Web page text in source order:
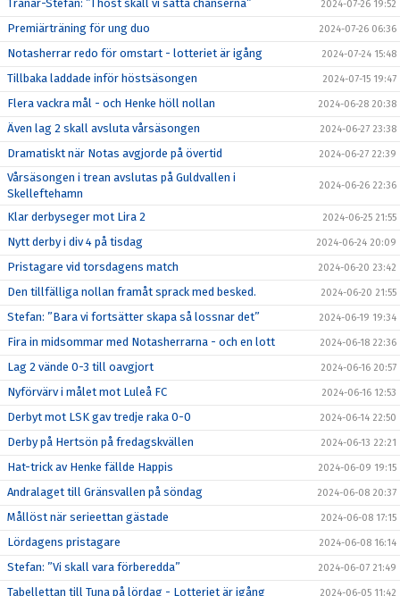
Tränar-Stefan: ”I höst skall vi sätta chanserna” 2024-07-26 19:52
Premiärträning för ung duo 2024-07-26 06:36
Notasherrar redo för omstart - lotteriet är igång 2024-07-24 15:48
Tillbaka laddade inför höstsäsongen 2024-07-15 19:47
Flera vackra mål - och Henke höll nollan 2024-06-28 20:38
Även lag 2 skall avsluta vårsäsongen 2024-06-27 23:38
Dramatiskt när Notas avgjorde på övertid 2024-06-27 22:39
Vårsäsongen i trean avslutas på Guldvallen i
Skelleftehamn
2024-06-26 22:36
Klar derbyseger mot Lira 2 2024-06-25 21:55
Nytt derby i div 4 på tisdag 2024-06-24 20:09
Pristagare vid torsdagens match 2024-06-20 23:42
Den tillfälliga nollan framåt sprack med besked. 2024-06-20 21:55
Stefan: ”Bara vi fortsätter skapa så lossnar det” 2024-06-19 19:34
Fira in midsommar med Notasherrarna - och en lott 2024-06-18 22:36
Lag 2 vände 0-3 till oavgjort 2024-06-16 20:57
Nyförvärv i målet mot Luleå FC 2024-06-16 12:53
Derbyt mot LSK gav tredje raka 0-0 2024-06-14 22:50
Derby på Hertsön på fredagskvällen 2024-06-13 22:21
Hat-trick av Henke fällde Happis 2024-06-09 19:15
Andralaget till Gränsvallen på söndag 2024-06-08 20:37
Mållöst när serieettan gästade 2024-06-08 17:15
Lördagens pristagare 2024-06-08 16:14
Stefan: ”Vi skall vara förberedda” 2024-06-07 21:49
Tabellettan till Tuna på lördag - Lotteriet är igång 2024-06-05 11:42